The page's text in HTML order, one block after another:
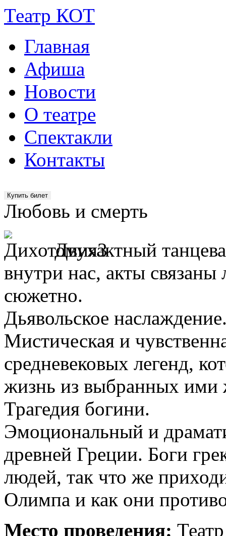
Театр КОТ
Главная
Афиша
Новости
О театре
Спектакли
Контакты
Купить билет
Любовь и смерть
Двухактный
внутри нас, акты
сюжетно.
Дьявольское
Мистическая и
средневековых легенд,
жизнь из выбранных ими
Трагедия богини.
Эмоциональный и
древней Греции. Боги
людей, так что же
Олимпа и как они
Место проведения: